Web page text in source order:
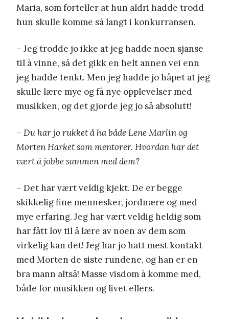
Maria, som forteller at hun aldri hadde trodd
hun skulle komme så langt i konkurransen.
– Jeg trodde jo ikke at jeg hadde noen sjanse
til å vinne, så det gikk en helt annen vei enn
jeg hadde tenkt. Men jeg hadde jo håpet at jeg
skulle lære mye og få nye opplevelser med
musikken, og det gjorde jeg jo så absolutt!
– Du har jo rukket å ha både Lene Marlin og
Morten Harket som mentorer. Hvordan har det
vært å jobbe sammen med dem?
– Det har vært veldig kjekt. De er begge
skikkelig fine mennesker, jordnære og med
mye erfaring. Jeg har vært veldig heldig som
har fått lov til å lære av noen av dem som
virkelig kan det! Jeg har jo hatt mest kontakt
med Morten de siste rundene, og han er en
bra mann altså! Masse visdom å komme med,
både for musikken og livet ellers.